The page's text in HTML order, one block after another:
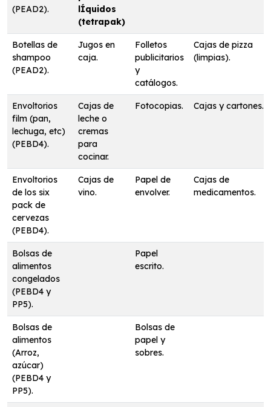
(PEAD2).
lÍquidos
(tetrapak)
Botellas de
shampoo
(PEAD2).
Jugos en
caja.
Folletos
publicitarios
y
catálogos.
Cajas de pizza
(limpias).
Envoltorios
film (pan,
lechuga, etc)
(PEBD4).
Cajas de
leche o
cremas
para
cocinar.
Fotocopias. Cajas y cartones.
Envoltorios
de los six
pack de
cervezas
(PEBD4).
Cajas de
vino.
Papel de
envolver.
Cajas de
medicamentos.
Bolsas de
alimentos
congelados
(PEBD4 y
PP5).
Papel
escrito.
Bolsas de
alimentos
(Arroz,
azúcar)
(PEBD4 y
PP5).
Bolsas de
papel y
sobres.